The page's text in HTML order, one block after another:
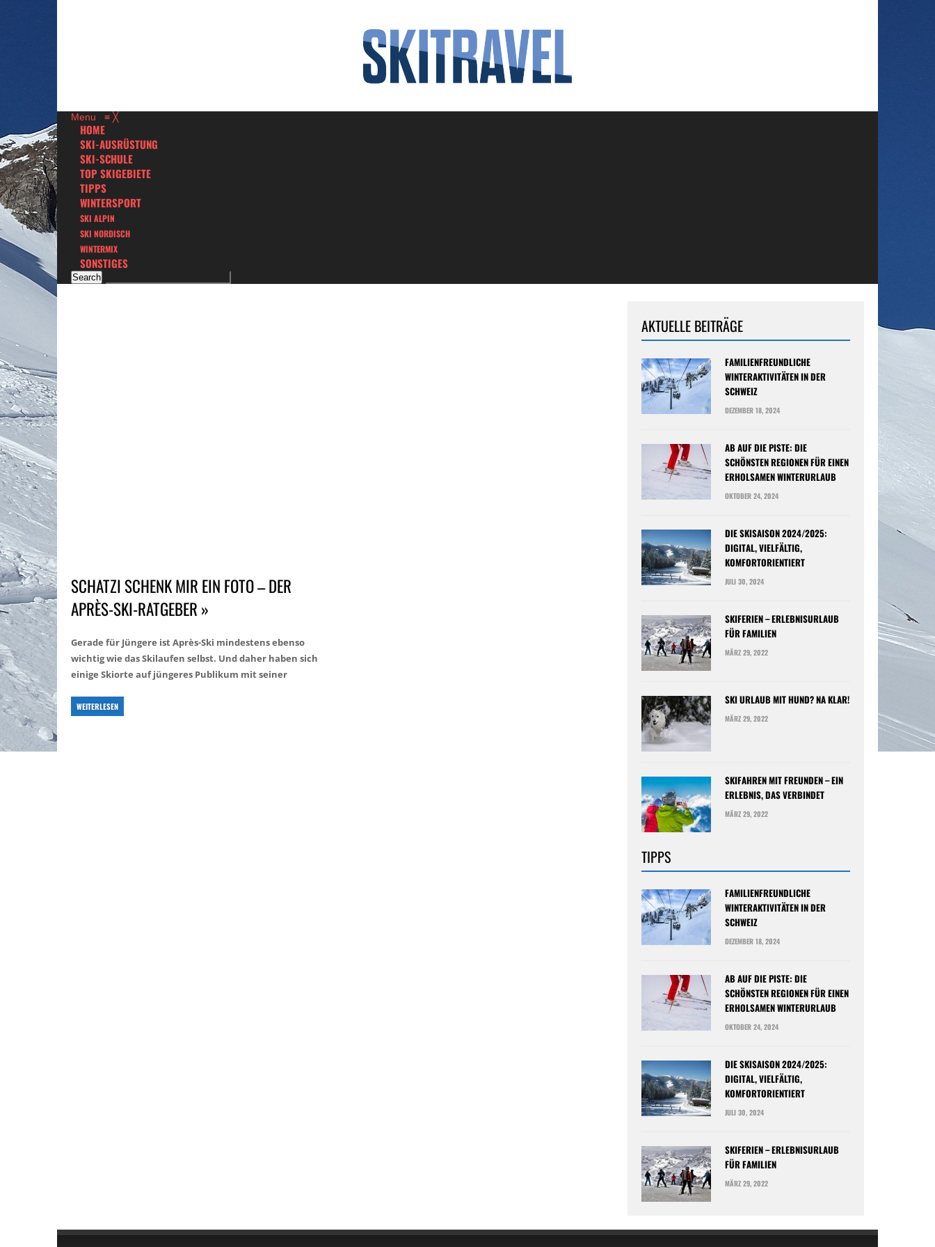
Menu ≡ ╳
HOME
SKI-AUSRÜSTUNG
SKI-SCHULE
TOP SKIGEBIETE
TIPPS
WINTERSPORT
SKI ALPIN
SKI NORDISCH
WINTERMIX
SONSTIGES
SCHATZI SCHENK MIR EIN FOTO – DER
APRÈS-SKI-RATGEBER »
Gerade für Jüngere ist Après-Ski mindestens ebenso
wichtig wie das Skilaufen selbst. Und daher haben sich
einige Skiorte auf jüngeres Publikum mit seiner
WEITERLESEN
AKTUELLE BEITRÄGE
FAMILIENFREUNDLICHE
WINTERAKTIVITÄTEN IN DER
SCHWEIZ
DEZEMBER 18, 2024
AB AUF DIE PISTE: DIE
SCHÖNSTEN REGIONEN FÜR EINEN
ERHOLSAMEN WINTERURLAUB
OKTOBER 24, 2024
DIE SKISAISON 2024/2025:
DIGITAL, VIELFÄLTIG,
KOMFORTORIENTIERT
JULI 30, 2024
SKIFERIEN – ERLEBNISURLAUB
FÜR FAMILIEN
MÄRZ 29, 2022
SKI URLAUB MIT HUND? NA KLAR!
MÄRZ 29, 2022
SKIFAHREN MIT FREUNDEN – EIN
ERLEBNIS, DAS VERBINDET
MÄRZ 29, 2022
TIPPS
FAMILIENFREUNDLICHE
WINTERAKTIVITÄTEN IN DER
SCHWEIZ
DEZEMBER 18, 2024
AB AUF DIE PISTE: DIE
SCHÖNSTEN REGIONEN FÜR EINEN
ERHOLSAMEN WINTERURLAUB
OKTOBER 24, 2024
DIE SKISAISON 2024/2025:
DIGITAL, VIELFÄLTIG,
KOMFORTORIENTIERT
JULI 30, 2024
SKIFERIEN – ERLEBNISURLAUB
FÜR FAMILIEN
MÄRZ 29, 2022